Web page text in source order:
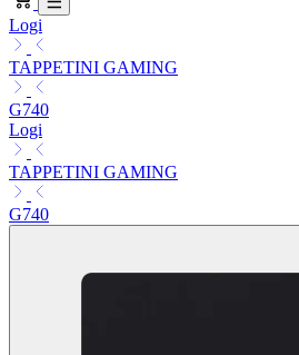
Logi
TAPPETINI GAMING
G740
Logi
TAPPETINI GAMING
G740